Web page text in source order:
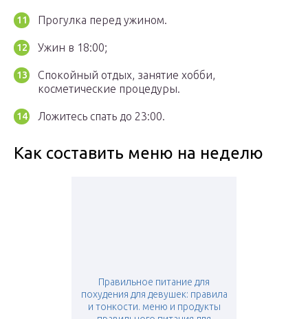
Прогулка перед ужином.
Ужин в 18:00;
Спокойный отдых, занятие хобби,
косметические процедуры.
Ложитесь спать до 23:00.
Как составить меню на неделю
Правильное питание для
похудения для девушек: правила
и тонкости. меню и продукты